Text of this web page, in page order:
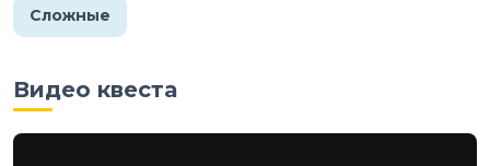
Сложные
Видео квеста